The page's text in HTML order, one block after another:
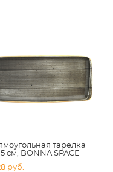
тарелка
см, BONNA SPACE
pуб.